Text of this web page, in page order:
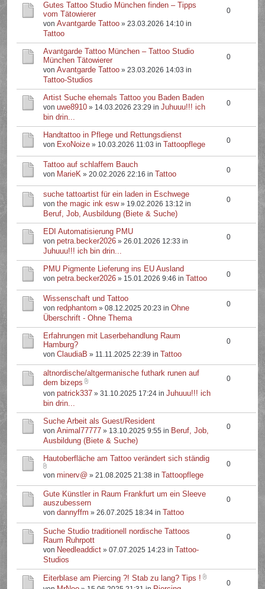
Gutes Tattoo Studio München finden – Tipps
vom Tätowierer
vonAvantgarde Tattoo » 23.03.2026 14:10 in
Tattoo
0
Avantgarde Tattoo München – Tattoo Studio
München Tätowierer
vonAvantgarde Tattoo » 23.03.2026 14:03 in
Tattoo-Studios
0
Artist Suche ehemals Tattoo you Baden Baden
vonuwe8910 » 14.03.2026 23:29 inJuhuuu!!! ich
bin drin...
0
Handtattoo in Pflege und Rettungsdienst
von ExoNoize » 10.03.2026 11:03 in Tattoopflege 0
Tattoo auf schlaffem Bauch
von MarieK » 20.02.2026 22:16 in Tattoo 0
suche tattoartist für ein laden in Eschwege
vonthe magic ink esw» 19.02.2026 13:12 in
Beruf, Job, Ausbildung (Biete & Suche)
0
EDI Automatisierung PMU
vonpetra.becker2026 » 26.01.2026 12:33 in
Juhuuu!!! ich bin drin...
0
PMU Pigmente Lieferung ins EU Ausland
vonpetra.becker2026 » 15.01.2026 9:46 in Tattoo 0
Wissenschaft und Tattoo
vonredphantom » 08.12.2025 20:23 inOhne
Überschrift - Ohne Thema
0
Erfahrungen mit Laserbehandlung Raum
Hamburg?
vonClaudiaB » 11.11.2025 22:39 in Tattoo
0
altnordische/altgermanische futhark runen auf
dem bizeps
vonpatrick337 » 31.10.2025 17:24 inJuhuuu!!! ich
bin drin...
0
Suche Arbeit als Guest/Resident
vonAnimal77777 » 13.10.2025 9:55 in Beruf, Job,
Ausbildung (Biete & Suche)
0
Hautoberfläche am Tattoo verändert sich ständig
vonminerv@ » 21.08.2025 21:38 in Tattoopflege
0
Gute Künstler in Raum Frankfurt um ein Sleeve
auszubessern
vondannyffm » 26.07.2025 18:34 in Tattoo
0
Suche Studio traditionell nordische Tattoos
Raum Ruhrpott
von Needleaddict » 07.07.2025 14:23 in Tattoo-
Studios
0
Eiterblase am Piercing ?! Stab zu lang? Tips !
0